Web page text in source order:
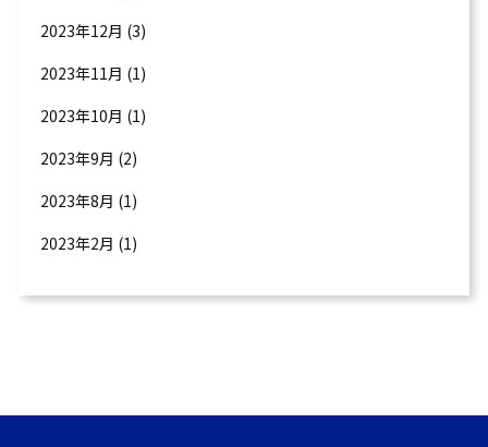
2023年12月 (3)
2023年11月 (1)
2023年10月 (1)
2023年9月 (2)
2023年8月 (1)
2023年2月 (1)